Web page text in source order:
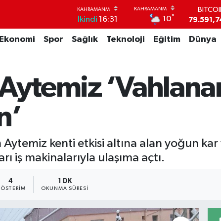
İkindi 16:31 10°
53,38690
Ekonomi Spor Sağlık Teknoloji Eğitim Dünya
kenti etkisi altına alan yoğun
iş makinalarıyla ulaşıma açtı.
4 1 DK
OKUNMA SÜRESI